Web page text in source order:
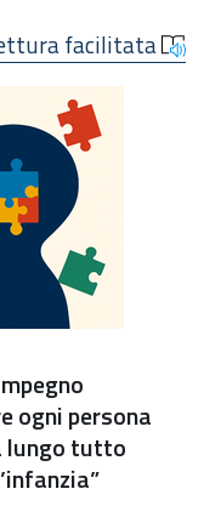
facilitata
ogni persona
lungo tutto